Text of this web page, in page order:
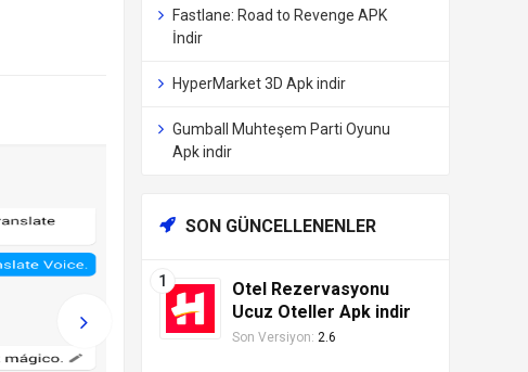
Fastlane: Road to Revenge APK
İndir
HyperMarket 3D Apk indir
Gumball Muhteşem Parti Oyunu
Apk indir
SON GÜNCELLENENLER
Otel Rezervasyonu
Ucuz Oteller Apk indir
Son Versiyon: 2.6